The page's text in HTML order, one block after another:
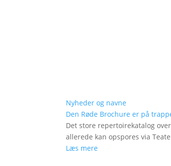
Nyheder og navne
Den Røde Brochure er på
Det store repertoirekatalog
allerede kan opspores via
Læs mere